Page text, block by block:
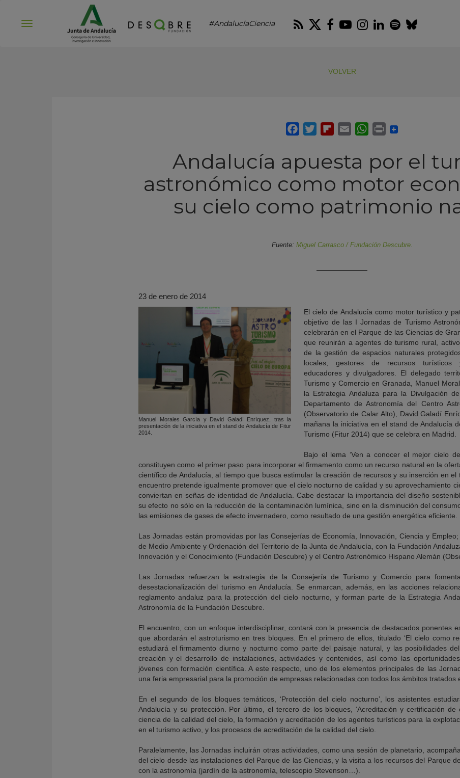
#AndalucíaCiencia RSS Twitter
Facebook
Youtube
Instagram
LinkedIn
Spotify
Bluesky
VOLVER
Andalucía apuesta por el
astronómico como motor
su cielo como patrimonio
Fuente: Miguel Carrasco / Fundación Descubre.
23 de enero de 2014
Manuel Morales García y David Galadí Enríquez, tras la
presentación de la iniciativa en el stand de Andalucía de Fitur
2014.
El cielo de Andalucía como motor turístico y
objetivo de las I Jornadas de Turismo
celebrarán en el Parque de las Ciencias de
que reunirán a agentes de turismo rural,
de la gestión de espacios naturales
locales, gestores de recursos turísticos
educadores y divulgadores. El delegado
Turismo y Comercio en Granada, Manuel
la Estrategia Andaluza para la Divulgación
Departamento de Astronomía del Centro
(Observatorio de Calar Alto), David Galadí
mañana la iniciativa en el stand de Andalucía
Turismo (Fitur 2014) que se celebra en Madrid.
Bajo el lema ‘Ven a conocer el mejor cielo
constituyen como el primer paso para incorporar el firmamento como un recurso natural en la
científico de Andalucía, al tiempo que busca estimular la creación de recursos y su inserción en el
encuentro pretende igualmente promover que el cielo nocturno de calidad y su aprovechamiento
conviertan en señas de identidad de Andalucía. Cabe destacar la importancia del diseño
su efecto no sólo en la reducción de la contaminación lumínica, sino en la disminución del
las emisiones de gases de efecto invernadero, como resultado de una gestión energética eficiente.
Las Jornadas están promovidas por las Consejerías de Economía, Innovación, Ciencia y
de Medio Ambiente y Ordenación del Territorio de la Junta de Andalucía, con la Fundación
Innovación y el Conocimiento (Fundación Descubre) y el Centro Astronómico Hispano Alemán
Las Jornadas refuerzan la estrategia de la Consejería de Turismo y Comercio para
desestacionalización del turismo en Andalucía. Se enmarcan, además, en las acciones
reglamento andaluz para la protección del cielo nocturno, y forman parte de la Estrategia
Astronomía de la Fundación Descubre.
El encuentro, con un enfoque interdisciplinar, contará con la presencia de destacados ponentes
que abordarán el astroturismo en tres bloques. En el primero de ellos, titulado ‘El cielo como
estudiará el firmamento diurno y nocturno como parte del paisaje natural, y las posibilidades
creación y el desarrollo de instalaciones, actividades y contenidos, así como las
jóvenes con formación científica. A este respecto, uno de los elementos principales de las
una feria empresarial para la promoción de empresas relacionadas con todos los ámbitos tratados
En el segundo de los bloques temáticos, ‘Protección del cielo nocturno’, los asistentes
Andalucía y su protección. Por último, el tercero de los bloques, ‘Acreditación y certificación de
ciencia de la calidad del cielo, la formación y acreditación de los agentes turísticos para la
en el turismo activo, y los procesos de acreditación de la calidad del cielo.
Paralelamente, las Jornadas incluirán otras actividades, como una sesión de planetario,
del cielo desde las instalaciones del Parque de las Ciencias, y la visita a los recursos del Parque
con la astronomía (jardín de la astronomía, telescopio Stevenson…).